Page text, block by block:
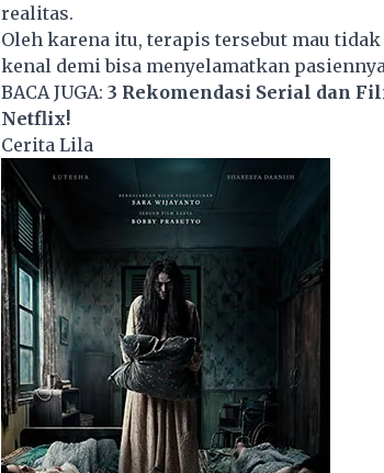
realitas.
Oleh karena itu, terapis tersebut mau
kenal demi bisa menyelamatkan
BACA JUGA: 3 Rekomendasi Serial dan
Netflix!
Cerita Lila